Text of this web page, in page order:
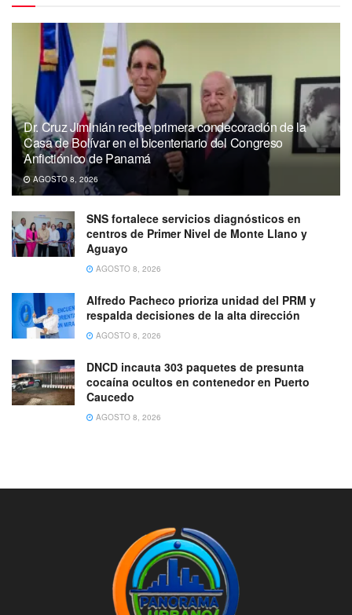
Dr. Cruz Jiminián recibe primera condecoración de la
Casa de Bolívar en el bicentenario del Congreso
Anfictiónico de Panamá
AGOSTO 8, 2026
SNS fortalece servicios diagnósticos en
centros de Primer Nivel de Monte Llano y
Aguayo
AGOSTO 8, 2026
Alfredo Pacheco prioriza unidad del PRM y
respalda decisiones de la alta dirección
AGOSTO 8, 2026
DNCD incauta 303 paquetes de presunta
cocaína ocultos en contenedor en Puerto
Caucedo
AGOSTO 8, 2026